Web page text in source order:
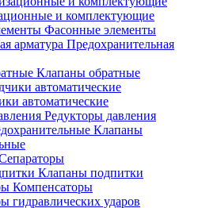
и комплектующие
Фасонные элементы
Предохранительная
Клапаны обратные
автоматические
Редукторы давления
Клапаны
Клапаны подпитки
Компенсаторы